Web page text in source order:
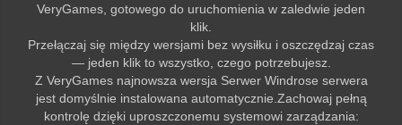
VeryGames, gotowego do uruchomienia w zaledwie jeden
klik.
Przełączaj się między wersjami bez wysiłku i oszczędzaj czas
— jeden klik to wszystko, czego potrzebujesz.
Z VeryGames najnowsza wersja Serwer Windrose serwera
jest domyślnie instalowana automatycznie.Zachowaj pełną
kontrolę dzięki uproszczonemu systemowi zarządzania: